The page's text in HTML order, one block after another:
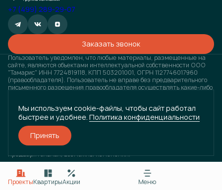
+7 (499) 289-29-07
Заказать звонок
Пользователь уведомлен, что любые материалы, размещенные на
сайте, являются объектами интеллектуальной собственности ООО
"Тамарис" ИНН 7724819118, КПП 503201001, ОГРН 1127746017960
(правообладателя). Пользователь не вправе без предварительного
письменного разрешения правообладателя осуществлять какие-либо
штрафов, предусмотренных законодательством РФ, а также на
обращение в компетентные органы за защитой своих прав и
законных интересов. Любая информация, представленная на
данном сайте, носит исключительно информационный характер и ни
при каких условиях не является публичной офертой, определяемой
положениями статьи 437 ГК РФ. Визуализация проектов
предварительная, возможны изменения.
ГРУППА КОМПАНИЙ «ВЕКТОР»
ПроектыКвартирыАкции Меню
Мы используем cookie-файлы, чтобы сайт работал
быстрее и удобнее. Политика конфиденциальности
Принять